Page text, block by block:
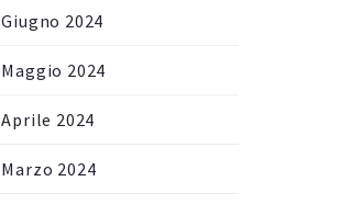
Giugno 2024
Maggio 2024
Aprile 2024
Marzo 2024